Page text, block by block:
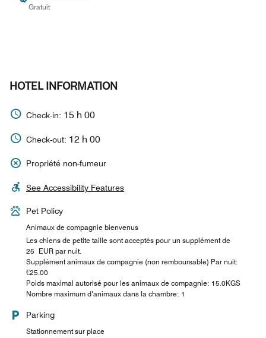
Gratuit
HOTEL INFORMATION
Check-in: 15 h 00
Check-out: 12 h 00
Propriété non-fumeur
See Accessibility Features
Pet Policy
Animaux de compagnie bienvenus
Les chiens de petite taille sont acceptés pour un supplément de
25 EUR par nuit.
Supplément animaux de compagnie (non remboursable) Par nuit:
€25.00
Poids maximal autorisé pour les animaux de compagnie: 15.0KGS
Nombre maximum d’animaux dans la chambre: 1
Parking
Stationnement sur place